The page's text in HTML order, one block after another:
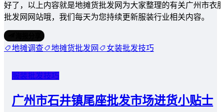
好了，以上内容就是地摊货批发网为大家整理的有关广州市
批发网网站哦，我们每天为您持续更新服装行业相关内容。
地摊调查 地摊货批发网 女装批发技巧
服装批发技巧
广州市石井镇尾座批发市场进货小贴士